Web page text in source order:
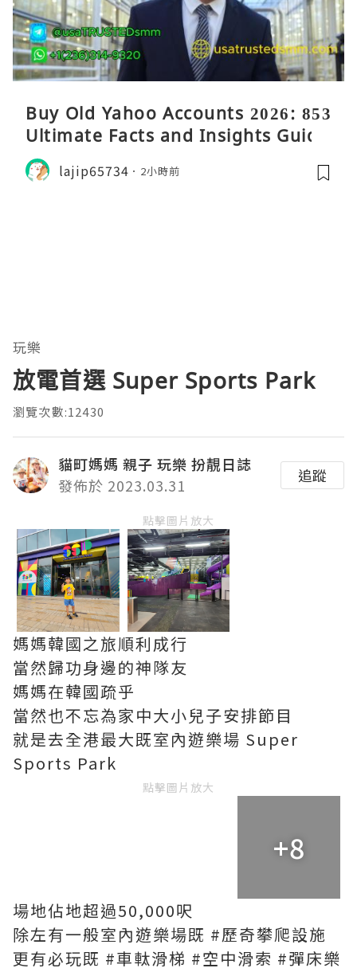
Buy Old Yahoo Accounts 2026: 853
Ultimate Facts and Insights Guide
lajip65734 2小時前
玩樂
放電首選 Super Sports Park
瀏覽次數:12430
貓町媽媽 親子 玩樂 扮靚日誌
發佈於 2023.03.31
追蹤
點擊圖片放大
媽媽韓國之旅順利成行
當然歸功身邊的神隊友
媽媽在韓國疏乎
當然也不忘為家中大小兒子安排節目
就是去全港最大既室內遊樂場 Super
Sports Park
點擊圖片放大
+8
場地佔地超過50,000呎
除左有一般室內遊樂場既 #歷奇攀爬設施
更有必玩既 #車軚滑梯 #空中滑索 #彈床樂